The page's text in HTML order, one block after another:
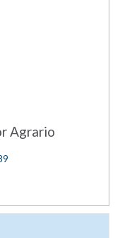
Agrario